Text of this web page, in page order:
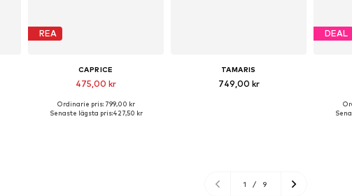
REA
CAPRICE
475,00 kr
Tillgängliga storlekar: 38, 39, 40
Ordinarie pris: 799,00 kr
Senaste lägsta pris:427,50 kr
TAMARIS
749,00 kr
DEAL
1 / 9